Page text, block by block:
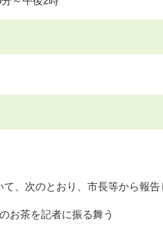
、次のとおり、市長等から報告
お茶を記者に振る舞う